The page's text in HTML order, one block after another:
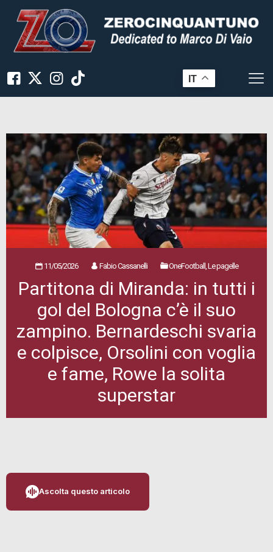
IT
11/05/2026 Fabio Cassanelli OneFootball, Le pagelle
Partitona di Miranda: in tutti i
gol del Bologna c’è il suo
zampino. Bernardeschi svaria
e colpisce, Orsolini con voglia
e fame, Rowe la solita
superstar
Ascolta questo articolo